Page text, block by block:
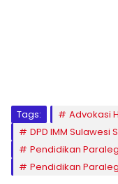
Tags:
Advokasi
DPD IMM Sulawesi
Pendidikan
Pendidikan